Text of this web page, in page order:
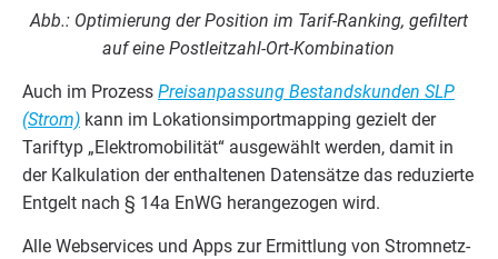
Abb.: Opti­mie­rung der Posi­ti­on im Tarif-Ran­king, gefil­tert
auf eine Postleitzahl-Ort-Kombination
Auch im Pro­zess Preis­an­pas­sung Bestands­kun­den SLP
(Strom) kann im Loka­ti­ons­im­port­map­ping gezielt der
Tarif­typ „Elek­tro­mo­bi­li­tät“ aus­ge­wählt wer­den, damit in
der Kal­ku­la­ti­on der ent­hal­te­nen Daten­sät­ze das redu­zier­te
Ent­gelt nach § 14a EnWG her­an­ge­zo­gen wird.
Alle Web­ser­vices und Apps zur Ermitt­lung von Strom­netz­